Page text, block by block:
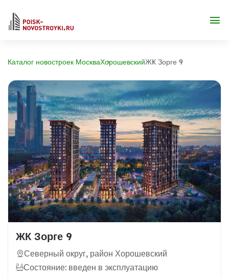
Каталог новостроек МоскваХорошевскийЖК Зорге 9
ЖК Зорге 9
Северный округ, район Хорошевский
Состояние: введен в эксплуатацию